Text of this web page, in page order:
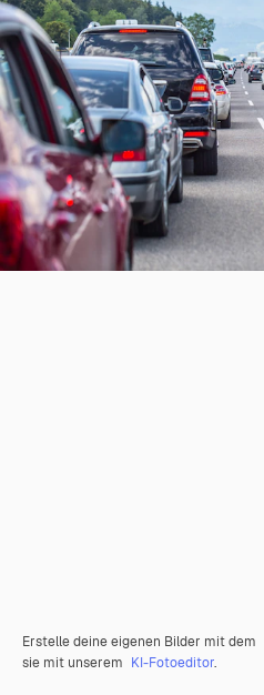
Erstelle deine eigenen Bilder mit dem
sie mit unserem KI-Fotoeditor.